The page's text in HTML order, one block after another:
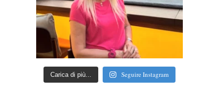
Carica di più... Seguire Instagram